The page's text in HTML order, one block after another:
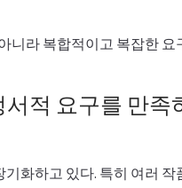
니라 복합적이고 복잡한 요
적 요구를 만족
화하고 있다. 특히 여러 작